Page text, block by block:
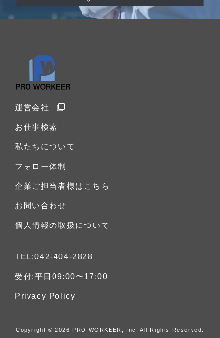
運営会社
お仕事検索
私たちについて
フォロー体制
企業ご担当者様はこちら
お問い合わせ
個人情報の取扱について
TEL:042-404-2828
受付:平日09:00〜17:00
Privacy Policy
Copyright © 2026 PRO WORKEER, Inc. All Rights Reserved.